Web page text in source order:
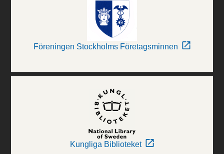
Föreningen Stockholms Företagsminnen
Kungliga Biblioteket